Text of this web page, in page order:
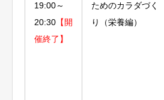
19:00～
20:30 【開
催終了】
ためのカラダづく
り（栄養編）